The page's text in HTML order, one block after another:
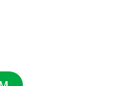
mennyiség